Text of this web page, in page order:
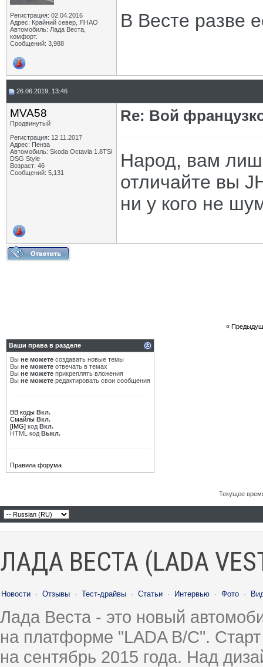
Регистрация: 02.04.2016
Адрес: Крайний север, ЯНАО
Автомобиль: Лада Веста,
комфорт.
Сообщений: 3,988
В Весте разве
26.06.2019, 13:46
MVA58
Продвинутый
Регистрация: 12.11.2017
Адрес: Пенза
Автомобиль: Skoda Octavia 1.8TSI
DSG Style
Возраст: 46
Сообщений: 5,131
Re: Вой
Народ, вам
отличайте вы
ни у кого не
«
Ваши права в разделе
Вы не можете создавать новые темы
Вы не можете отвечать в темах
Вы не можете прикреплять вложения
Вы не можете редактировать свои сообщения
BB коды Вкл.
Смайлы Вкл.
[IMG] код Вкл.
HTML код Выкл.
Правила форума
Текущее
ЛАДА ВЕСТА (LADA
Новости · Отзывы · Тест-драйвы · Статьи · Интервью · Фото ·
Лада Веста - это новый
на платформе "LADA B/C".
на сентябрь 2015 года. Над